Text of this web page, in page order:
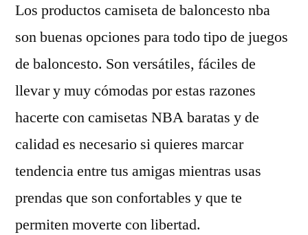
Los productos camiseta de baloncesto nba
son buenas opciones para todo tipo de juegos
de baloncesto. Son versátiles, fáciles de
llevar y muy cómodas por estas razones
hacerte con camisetas NBA baratas y de
calidad es necesario si quieres marcar
tendencia entre tus amigas mientras usas
prendas que son confortables y que te
permiten moverte con libertad.